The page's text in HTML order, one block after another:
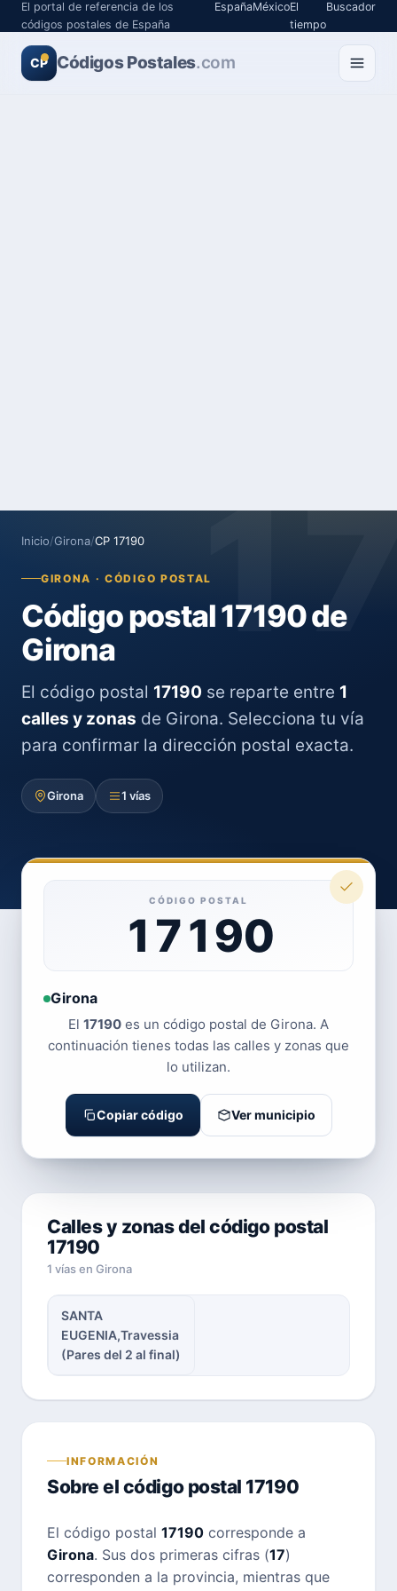
El portal de referencia de los
códigos postales de España
EspañaMéxicoEl
tiempo
Buscador
CP Códigos Postales.com
Inicio/Girona/CP 17190
GIRONA · CÓDIGO POSTAL
Código postal 17190 de
Girona
El código postal 17190 se reparte entre 1
calles y zonas de Girona. Selecciona tu vía
para confirmar la dirección postal exacta.
Girona 1 vías
CÓDIGO POSTAL
17190
Girona
El 17190 es un código postal de Girona. A
continuación tienes todas las calles y zonas que
lo utilizan.
Copiar código Ver municipio
Calles y zonas del código postal
17190
1 vías en Girona
SANTA
EUGENIA,Travessia
(Pares del 2 al final)
INFORMACIÓN
Sobre el código postal 17190
El código postal 17190 corresponde a
Girona. Sus dos primeras cifras (17)
corresponden a la provincia, mientras que